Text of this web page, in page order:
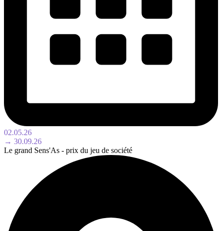
02.05.26
→ 30.09.26
Le grand Sens'As - prix du jeu de société